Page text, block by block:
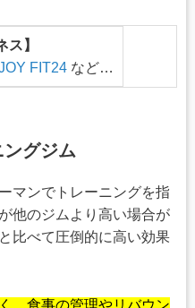
ス】
FIT24 など…
グジム
マンでトレーニングを指
他のジムより高い場合が
比べて圧倒的に高い効果
、食事の管理やリバウン